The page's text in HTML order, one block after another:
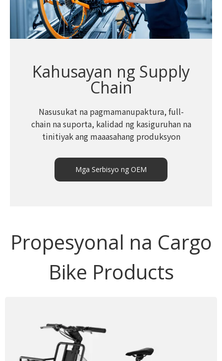
Kahusayan ng Supply
Chain
Nasusukat na pagmamanupaktura, full-
chain na suporta, kalidad ng kasiguruhan na
tinitiyak ang maaasahang produksyon
Mga Serbisyo ng OEM
Propesyonal na Cargo
Bike Products